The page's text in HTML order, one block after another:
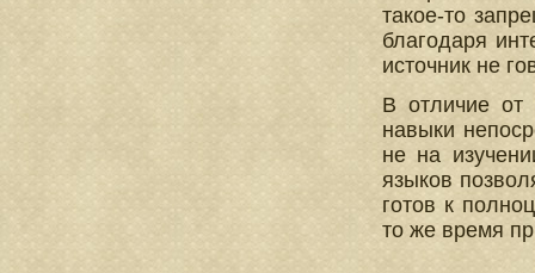
такое-то
благодаря
источник не
В отличие от
навыки
не на
языков
готов к
то же время